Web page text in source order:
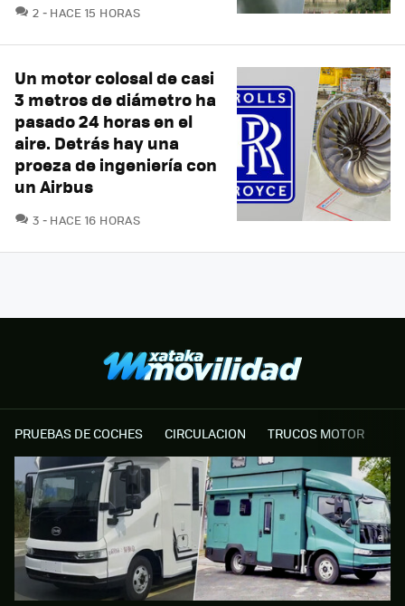
2 COMENTARIOS
HACE 15 HORAS
Un motor colosal de casi
3 metros de diámetro ha
pasado 24 horas en el
aire. Detrás hay una
proeza de ingeniería con
un Airbus
3 COMENTARIOS
HACE 16 HORAS
PRUEBAS DE COCHES CIRCULACION TRUCOS MOTOR